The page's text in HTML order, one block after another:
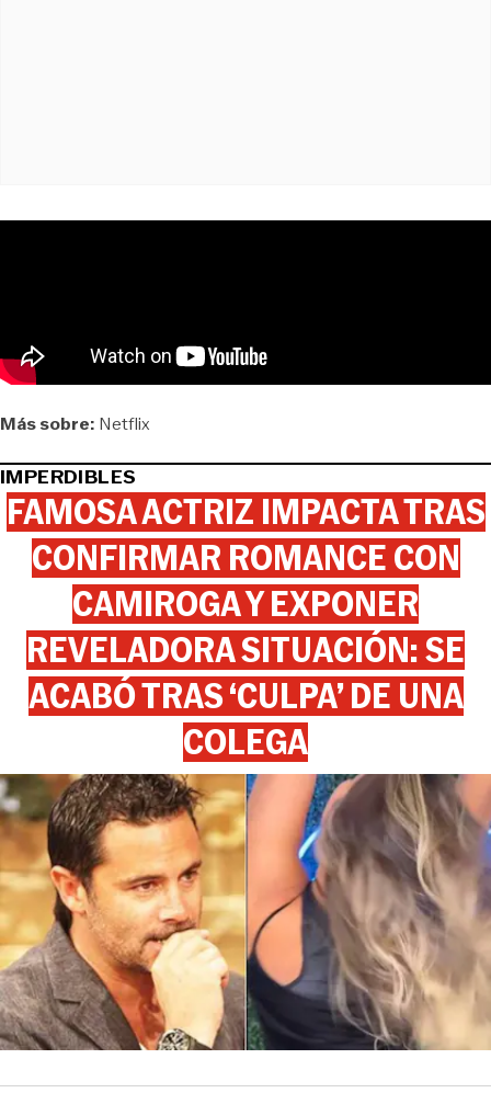
Más sobre: Netflix
IMPERDIBLES
FAMOSA ACTRIZ IMPACTA TRAS
CONFIRMAR ROMANCE CON
CAMIROGA Y EXPONER
REVELADORA SITUACIÓN: SE
ACABÓ TRAS ‘CULPA’ DE UNA
COLEGA